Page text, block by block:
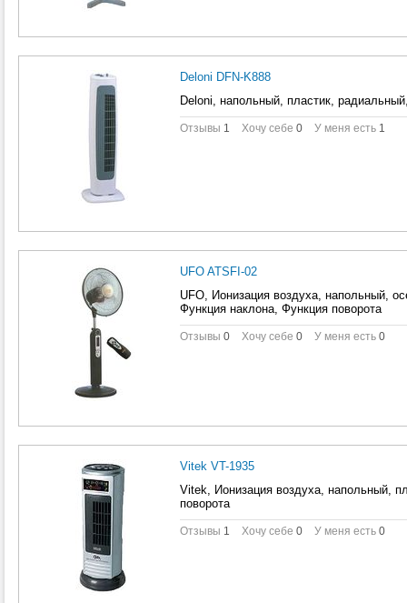
Deloni DFN-K888
Deloni, напольный, пластик,
Отзывы 1 Хочу себе 0 У меня есть 1
UFO ATSFI-02
UFO, Ионизация воздуха, напольный,
Функция наклона, Функция поворота
Отзывы 0 Хочу себе 0 У меня есть 0
Vitek VT-1935
Vitek, Ионизация воздуха, напольный,
поворота
Отзывы 1 Хочу себе 0 У меня есть 0